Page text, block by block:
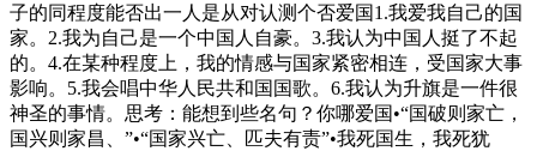
子的同程度能否出一人是从对认测个否爱国1.我爱我自己的国
家。2.我为自己是一个中国人自豪。3.我认为中国人挺了不起
的。4.在某种程度上，我的情感与国家紧密相连，受国家大事
影响。5.我会唱中华人民共和国国歌。6.我认为升旗是一件很
神圣的事情。思考：能想到些名句？你哪爱国•“国破则家亡，
国兴则家昌、”•“国家兴亡、匹夫有责”•我死国生，我死犹